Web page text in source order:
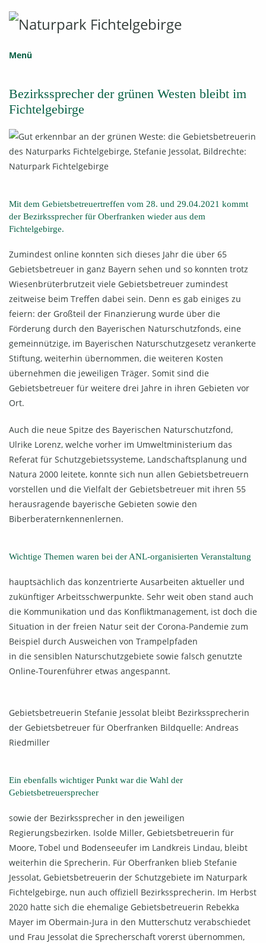
Menü
Bezirkssprecher der grünen Westen bleibt im
Fichtelgebirge
Mit dem Gebietsbetreuertreffen vom 28. und 29.04.2021 kommt
der Bezirkssprecher für Oberfranken wieder aus dem
Fichtelgebirge.
Zumindest online konnten sich dieses Jahr die über 65
Gebietsbetreuer in ganz Bayern sehen und so konnten trotz
Wiesenbrüterbrutzeit viele Gebietsbetreuer zumindest
zeitweise beim Treffen dabei sein. Denn es gab einiges zu
feiern: der Großteil der Finanzierung wurde über die
Förderung durch den Bayerischen Naturschutzfonds, eine
gemeinnützige, im Bayerischen Naturschutzgesetz verankerte
Stiftung, weiterhin übernommen, die weiteren Kosten
übernehmen die jeweiligen Träger. Somit sind die
Gebietsbetreuer für weitere drei Jahre in ihren Gebieten vor
Ort.
Auch die neue Spitze des Bayerischen Naturschutzfond,
Ulrike Lorenz, welche vorher im Umweltministerium das
Referat für Schutzgebietssysteme, Landschaftsplanung und
Natura 2000 leitete, konnte sich nun allen Gebietsbetreuern
vorstellen und die Vielfalt der Gebietsbetreuer mit ihren 55
herausragende bayerische Gebieten sowie den
Biberberaternkennenlernen.
Wichtige Themen waren bei der ANL-organisierten Veranstaltung
hauptsächlich das konzentrierte Ausarbeiten aktueller und
zukünftiger Arbeitsschwerpunkte. Sehr weit oben stand auch
die Kommunikation und das Konfliktmanagement, ist doch die
Situation in der freien Natur seit der Corona-Pandemie zum
Beispiel durch Ausweichen von Trampelpfaden
in die sensiblen Naturschutzgebiete sowie falsch genutzte
Online-Tourenführer etwas angespannt.
Gebietsbetreuerin Stefanie Jessolat bleibt Bezirkssprecherin
der Gebietsbetreuer für Oberfranken Bildquelle: Andreas
Riedmiller
Ein ebenfalls wichtiger Punkt war die Wahl der
Gebietsbetreuersprecher
sowie der Bezirkssprecher in den jeweiligen
Regierungsbezirken. Isolde Miller, Gebietsbetreuerin für
Moore, Tobel und Bodenseeufer im Landkreis Lindau, bleibt
weiterhin die Sprecherin. Für Oberfranken blieb Stefanie
Jessolat, Gebietsbetreuerin der Schutzgebiete im Naturpark
Fichtelgebirge, nun auch offiziell Bezirkssprecherin. Im Herbst
2020 hatte sich die ehemalige Gebietsbetreuerin Rebekka
Mayer im Obermain-Jura in den Mutterschutz verabschiedet
und Frau Jessolat die Sprecherschaft vorerst übernommen,